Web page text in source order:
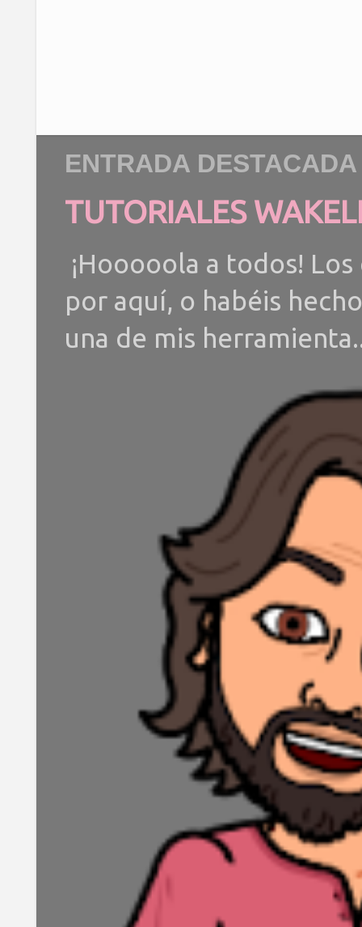
ENTRADA DESTACADA
TUTORIALES
¡Hooooola a todos!
por aquí, o habéis
una de mis